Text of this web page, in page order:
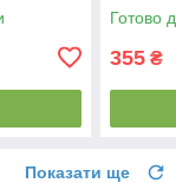
Готово
355 ₴
Показати ще